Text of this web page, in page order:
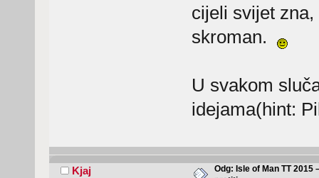
cijeli svijet
skroman.
U svakom
idejama(hint:
Kjaj
Odg: Isle of Man TT 2015